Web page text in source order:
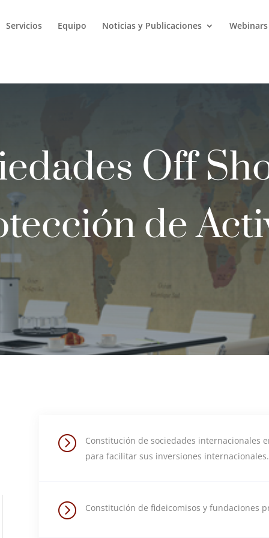
Servicios Equipo Noticias y Publicaciones
Off
de
=
Constitución de sociedades internacionales
para facilitar sus inversiones internacionales.
= Constitución de fideicomisos y fundaciones